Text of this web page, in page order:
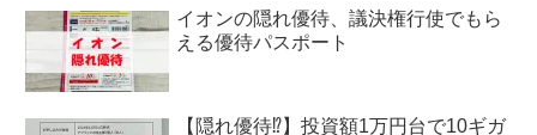
イオンの隠れ優待、議決権行使でもら
える優待パスポート
【隠れ優待⁉︎】投資額1万円台で10ギガ